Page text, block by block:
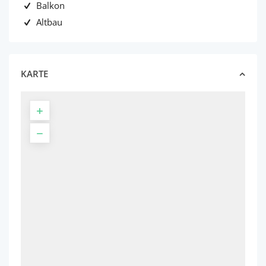
Balkon
Altbau
KARTE